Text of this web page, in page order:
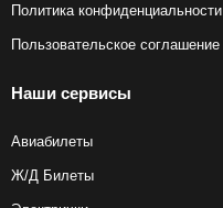
Политика конфиденциальности
Пользовательское соглашение
Наши сервисы
Авиабилеты
Ж/Д Билеты